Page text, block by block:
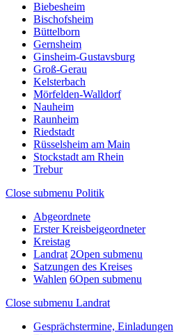
Biebesheim
Bischofsheim
Büttelborn
Gernsheim
Ginsheim-Gustavsburg
Groß-Gerau
Kelsterbach
Mörfelden-Walldorf
Nauheim
Raunheim
Riedstadt
Rüsselsheim am Main
Stockstadt am Rhein
Trebur
Close submenu Politik
Abgeordnete
Erster Kreisbeigeordneter
Kreistag
Landrat 2Open submenu
Satzungen des Kreises
Wahlen 6Open submenu
Close submenu Landrat
Gesprächstermine, Einladungen